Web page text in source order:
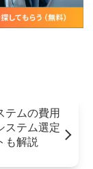
テムの費用
ステム選定
も解説